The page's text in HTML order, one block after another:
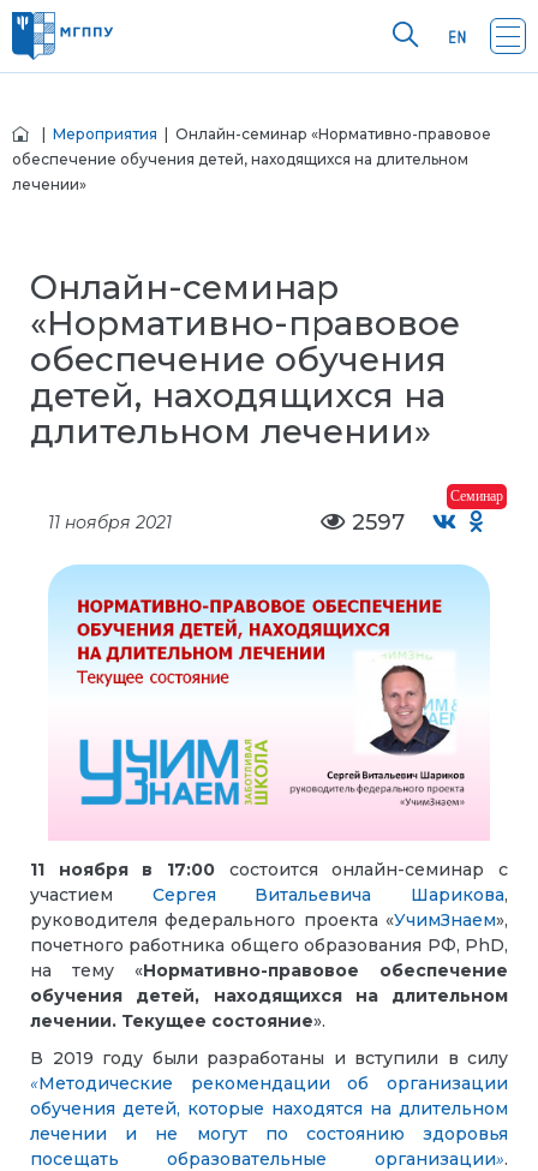
Мероприятия | Онлайн-семинар «Нормативно-правовое
обеспечение обучения детей, находящихся на длительном
лечении»
Онлайн-семинар
«Нормативно-правовое
обеспечение обучения
детей, находящихся на
длительном лечении»
Семинар
11 ноября 2021 2597
11 ноября в 17:00 состоится онлайн-семинар с
участием Сергея Витальевича Шарикова,
руководителя федерального проекта «УчимЗнаем»,
почетного работника общего образования РФ, PhD,
на тему «Нормативно-правовое обеспечение
обучения детей, находящихся на длительном
лечении. Текущее состояние».
В 2019 году были разработаны и вступили в силу
«Методические рекомендации об организации
обучения детей, которые находятся на длительном
лечении и не могут по состоянию здоровья
посещать образовательные организации».